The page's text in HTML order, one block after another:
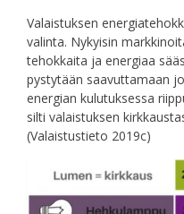
Valaistuksen
valinta. Nykyisin
tehokkaita ja energiaa
pystytään saavuttamaan
energian kulutuksessa
silti valaistuksen
(Valaistustieto 2019c)